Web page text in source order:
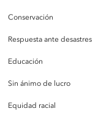
Conservación
Respuesta ante desastres
Educación
Sin ánimo de lucro
Equidad racial